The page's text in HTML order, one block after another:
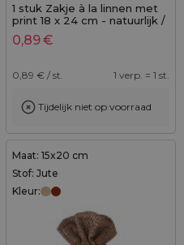
1 stuk Zakje à la linnen met
print 18 x 24 cm - natuurlijk /
blauwe bloemen
0,89€
0,89 € / st. 1 verp. = 1 st.
Tijdelijk niet op voorraad
Maat: 15x20 cm
Stof: Jute
Kleur: